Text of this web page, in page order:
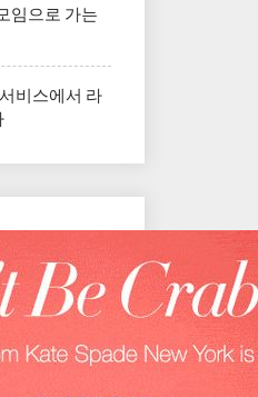
임으로 가는
비스에서 라